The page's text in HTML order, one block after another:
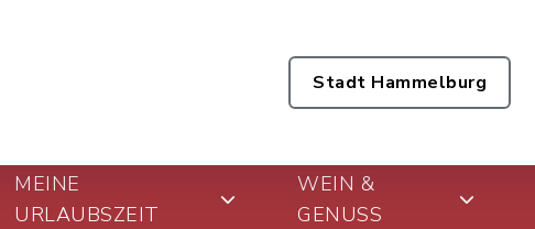
Stadt Hammelburg
MEINE
URLAUBSZEIT
WEIN &
GENUSS